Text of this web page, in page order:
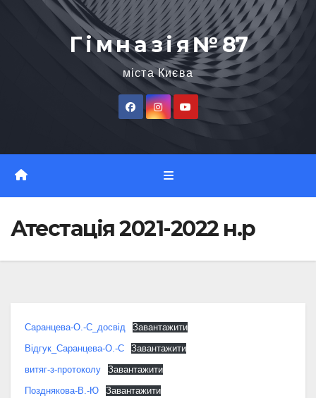
Г і м н а з і я № 87
міста Києва
Атестація 2021-2022 н.р
Саранцева-О.-С_досвід
Завантажити
Відгук_Саранцева-О.-С
Завантажити
витяг-з-протоколу
Завантажити
Позднякова-В.-Ю
Завантажити